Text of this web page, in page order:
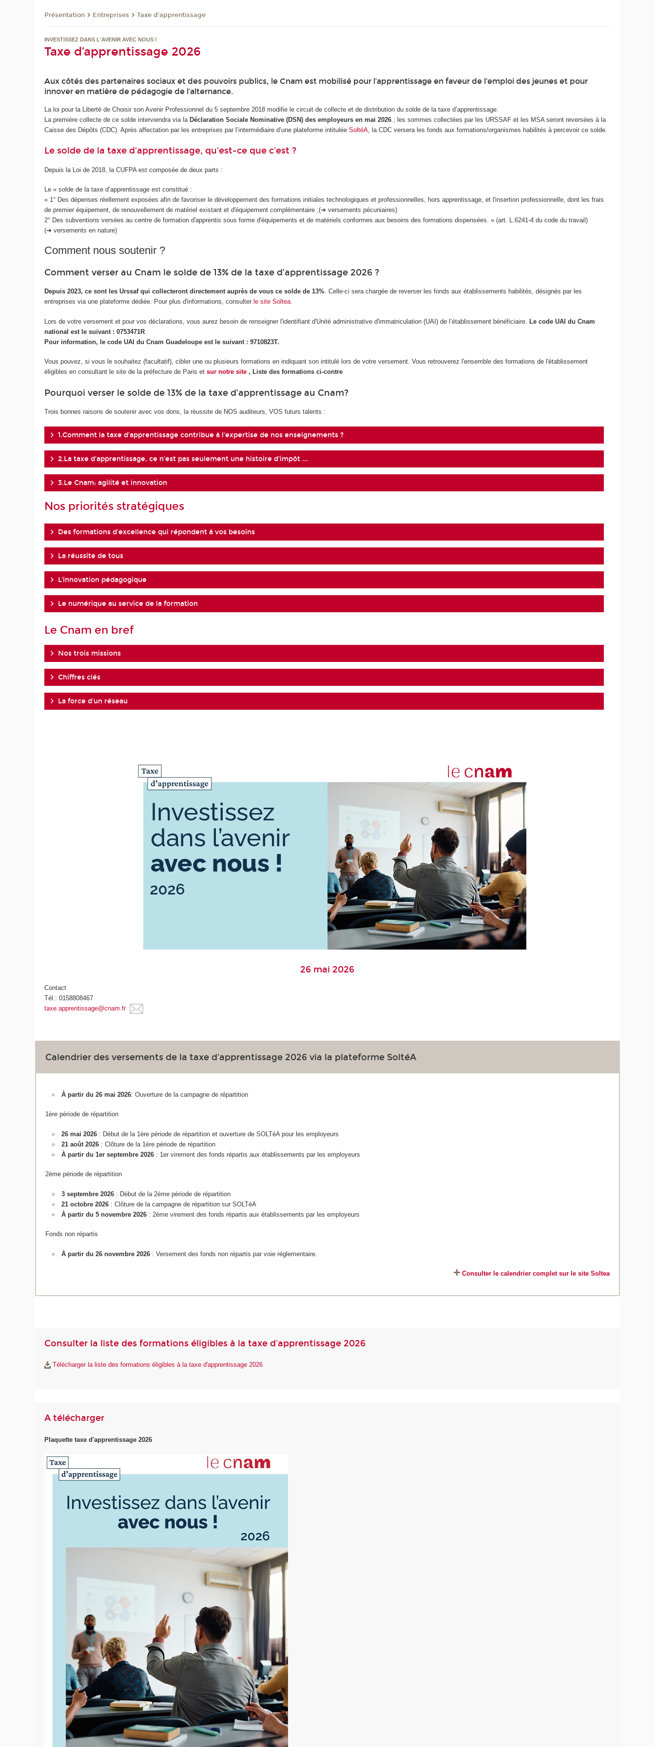
Présentation Entreprises Taxe d'apprentissage
INVESTISSEZ DANS L'AVENIR AVEC NOUS !
Taxe d’apprentissage 2026
Aux côtés des partenaires sociaux et des pouvoirs publics, le Cnam est mobilisé pour l’apprentissage en faveur de l’emploi des jeunes et pour
innover en matière de pédagogie de l’alternance.
La loi pour la Liberté de Choisir son Avenir Professionnel du 5 septembre 2018 modifie le circuit de collecte et de distribution du solde de la taxe d’apprentissage.
La première collecte de ce solde interviendra via laDéclaration Sociale Nominative (DSN) des employeurs en mai 2026 ; les sommes collectées par les URSSAF et les MSA seront reversées à la
Caisse des Dépôts (CDC). Après affectation par les entreprises par l’intermédiaire d’une plateforme intituléeSoltéA , la CDC versera les fonds aux formations/organismes habilités à percevoir ce solde.
Le solde de la taxe d'apprentissage, qu'est-ce que c'est ?
Depuis la Loi de 2018, la CUFPA est composée de deux parts :
Le « solde de la taxe d’apprentissage est constitué :
« 1° Des dépenses réellement exposées afin de favoriser le développement des formations initiales technologiques et professionnelles, hors apprentissage, et l'insertion professionnelle, dont les frais
de premier équipement, de renouvellement de matériel existant et d'équipement complémentaire ;(➔ versements pécuniaires)
2° Des subventions versées au centre de formation d'apprentis sous forme d'équipements et de matériels conformes aux besoins des formations dispensées. » (art. L.6241-4 du code du travail)
(➔ versements en nature)
Comment nous soutenir ?
Comment verser au Cnam le solde de 13% de la taxe d’apprentissage 2026 ?
Depuis 2023, ce sont les Urssaf qui collecteront directement auprès de vous ce solde de 13%. Celle-ci sera chargée de reverser les fonds aux établissements habilités, désignés par les
entreprises via une plateforme dédiée. Pour plus d'informations, consulter le site Soltea.
Lors de votre versement et pour vos déclarations, vous aurez besoin de renseigner l'identifiant d'Unité administrative d'immatriculation (UAI) de l’établissement bénéficiaire.
Le code UAI du Cnam
national est le suivant : 0753471R
Pour information, le code UAI du Cnam Guadeloupe est le suivant : 9710823T.
Vous pouvez, si vous le souhaitez (facultatif), cibler une ou plusieurs formations en indiquant son intitulé lors de votre versement. Vous retrouverez l'ensemble des formations de l'établissement
éligibles en consultant le site de la préfecture de Paris etsur notre site , Liste des formations ci-contre
Pourquoi verser le solde de 13% de la taxe d’apprentissage au Cnam?
Trois bonnes raisons de soutenir avec vos dons, la réussite de NOS auditeurs, VOS futurs talents :
1.Comment la taxe d’apprentissage contribue à l’expertise de nos enseignements ?
2.La taxe d’apprentissage, ce n’est pas seulement une histoire d’impôt ...
3.Le Cnam: agilité et innovation
Nos priorités stratégiques
Des formations d'excellence qui répondent à vos besoins
La réussite de tous
L'innovation pédagogique
Le numérique au service de la formation
Le Cnam en bref
Nos trois missions
Chiffres clés
La force d'un réseau
26 mai 2026
Contact
Tél.: 0158808467
taxe.apprentissage@cnam.fr
Calendrier des versements de la taxe d'apprentissage 2026 via la plateforme SoltéA
À partir du 26 mai 2026: Ouverture de la campagne de répartition
1ère période de répartition
26 mai 2026 : Début de la 1ère période de répartition et ouverture de SOLTéA pour les employeurs
21 août 2026 : Clôture de la 1ère période de répartition
À partir du 1er septembre 2026 : 1er virement des fonds répartis aux établissements par les employeurs
2ème période de répartition
3 septembre 2026 : Début de la 2ème période de répartition
21 octobre 2026 : Clôture de la campagne de répartition sur SOLTéA
À partir du 5 novembre 2026 : 2ème virement des fonds répartis aux établissements par les employeurs
Fonds non répartis
À partir du 26 novembre 2026 : Versement des fonds non répartis par voie réglementaire.
Consulter le calendrier complet sur le site Soltea
Consulter la liste des formations éligibles à la taxe d'apprentissage 2026
Télécharger la liste des formations éligibles à la taxe d'apprentissage 2026
A télécharger
Plaquette taxe d'apprentissage 2026